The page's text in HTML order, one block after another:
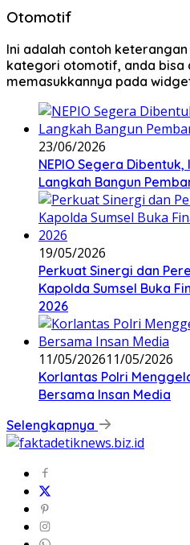
Otomotif
Ini adalah contoh
kategori otomotif, anda bisa
memasukkannya pada
23/06/2026
NEPIO Segera
Langkah Bangun
19/05/2026
Perkuat Sinergi dan
Kapolda Sumsel Buka
2026
11/05/202611/05/2026
Korlantas Polri
Bersama Insan Media
Selengkapnya